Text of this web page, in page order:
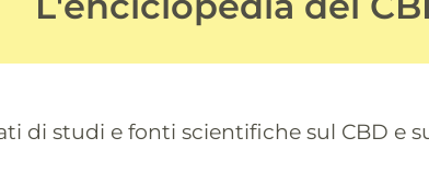
di studi e fonti scientifiche sul CBD e